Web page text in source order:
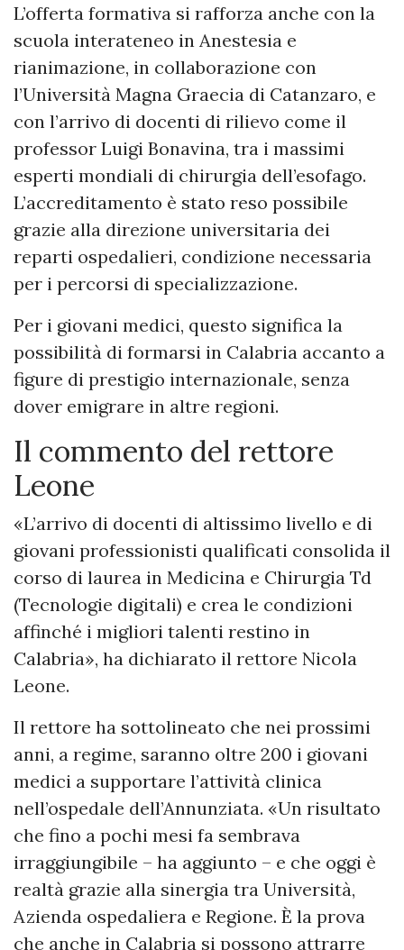
L’offerta formativa si rafforza anche con la
scuola interateneo in Anestesia e
rianimazione, in collaborazione con
l’Università Magna Graecia di Catanzaro, e
con l’arrivo di docenti di rilievo come il
professor Luigi Bonavina, tra i massimi
esperti mondiali di chirurgia dell’esofago.
L’accreditamento è stato reso possibile
grazie alla direzione universitaria dei
reparti ospedalieri, condizione necessaria
per i percorsi di specializzazione.
Per i giovani medici, questo significa la
possibilità di formarsi in Calabria accanto a
figure di prestigio internazionale, senza
dover emigrare in altre regioni.
Il commento del rettore
Leone
«L’arrivo di docenti di altissimo livello e di
giovani professionisti qualificati consolida il
corso di laurea in Medicina e Chirurgia Td
(Tecnologie digitali) e crea le condizioni
affinché i migliori talenti restino in
Calabria», ha dichiarato il rettore Nicola
Leone.
Il rettore ha sottolineato che nei prossimi
anni, a regime, saranno oltre 200 i giovani
medici a supportare l’attività clinica
nell’ospedale dell’Annunziata. «Un risultato
che fino a pochi mesi fa sembrava
irraggiungibile – ha aggiunto – e che oggi è
realtà grazie alla sinergia tra Università,
Azienda ospedaliera e Regione. È la prova
che anche in Calabria si possono attrarre